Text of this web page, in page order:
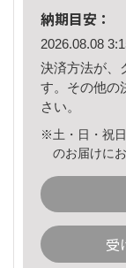
納期目安：
2026.08.08
決済方法が、
す。その他の
さい。
※土・日・祝
のお届けに
受